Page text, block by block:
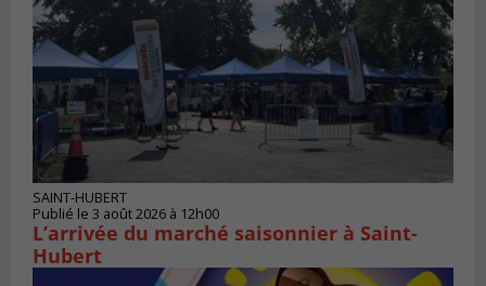
SAINT-HUBERT
Publié le 3 août 2026 à 12h00
L’arrivée du marché saisonnier à Saint-
Hubert